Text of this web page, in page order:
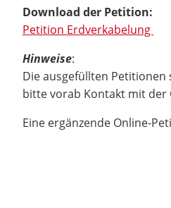
Download der Petition:
Petition Erdverkabelung
Hinweise:
Die ausgefüllten Petitionen
bitte vorab Kontakt mit der
Eine ergänzende Online-